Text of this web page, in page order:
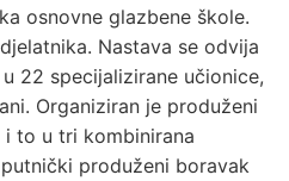
osnovne glazbene škole.
Nastava se odvija
22 specijalizirane učionice,
Organiziran je produženi
to u tri kombinirana
produženi boravak